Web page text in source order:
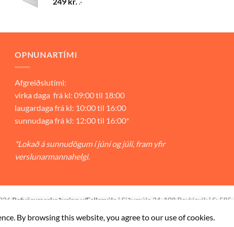
.-
OPNUNARTÍMI
Afgreiðslutími:
virka daga frá kl: 09:00 til 18:00
laugardaga frá kl: 10:00 til 16:00
sunnudaga frá kl: 12:00 til 16:00*
*Lokað á sunnudögum í júní og júlí, fram yfir
verslunarmannahelgi.
Rafvörumarkaðurinn v/Fellsmúla | Síðumúla 34, 108 Reykjavík | S:
STAÐSETNING HAFA SAMBAND SKILMÁLAR
By browsing this website, you agree to our use of cookies.